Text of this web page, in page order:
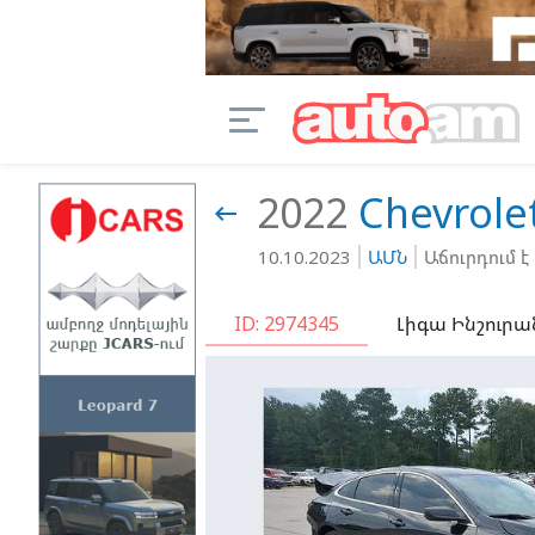
 2022
10.10.2023 ԱՄՆ Աճուրդում է
ID: 2974345 Լիգա